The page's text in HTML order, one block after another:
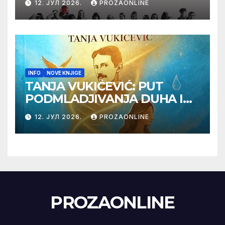
u Karlovim Varima
12. ЈУЛ 2026. PROZAONLINE
INFO NOVE KNJIGE
TANJA VUKIĆEVIĆ: PUT
PODMLADJIVANJA DUHA I
TELA SA TESLOM
12. ЈУЛ 2026. PROZAONLINE
PROZAONLINE